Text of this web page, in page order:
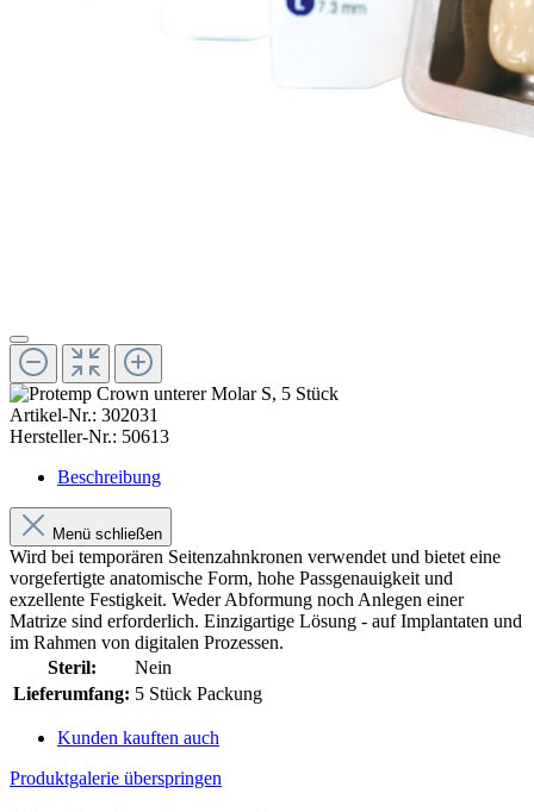
Artikel-Nr.: 302031
Hersteller-Nr.: 50613
Beschreibung
Menü schließen
Wird bei temporären Seitenzahnkronen verwendet und bietet eine
vorgefertigte anatomische Form, hohe Passgenauigkeit und
exzellente Festigkeit. Weder Abformung noch Anlegen einer
Matrize sind erforderlich. Einzigartige Lösung - auf Implantaten und
im Rahmen von digitalen Prozessen.
Steril:
Nein
Lieferumfang: 5 Stück Packung
Kunden kauften auch
Produktgalerie überspringen